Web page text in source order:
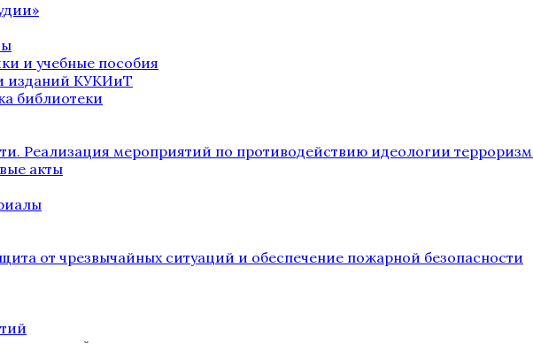
и учебные пособия
изданий КУКИиТ
библиотеки
Реализация мероприятий по противодействию идеологии
акты
от чрезвычайных ситуаций и обеспечение пожарной безопасности